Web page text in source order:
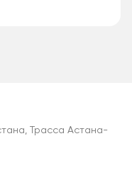
Трасса Астана-